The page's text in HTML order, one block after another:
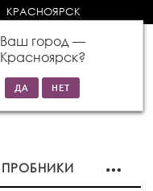
КРАСНОЯРСК
Ваш город —
Красноярск?
0 товаров
на сумму 0р
ПРОБНИКИ